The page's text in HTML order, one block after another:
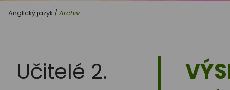
Základní
Třeboň
Anglický jazyk / Archiv
Učitelé 2.